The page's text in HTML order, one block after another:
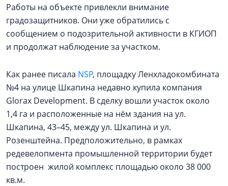
Работы на объекте привлекли внимание
градозащитников. Они уже обратились с
сообщением о подозрительной активности в КГИОП
и продолжат наблюдение за участком.
Как ранее писала NSP, площадку Ленхладокомбината
№4 на улице Шкапина недавно купила компания
Glorax Development. В сделку вошли участок около
1,4 га и расположенные на нём здания на ул.
Шкапина, 43–45, между ул. Шкапина и ул.
Розенштейна. Предположительно, в рамках
редевелопмента промышленной территории будет
построен жилой комплекс площадью около 38 000
кв.м.